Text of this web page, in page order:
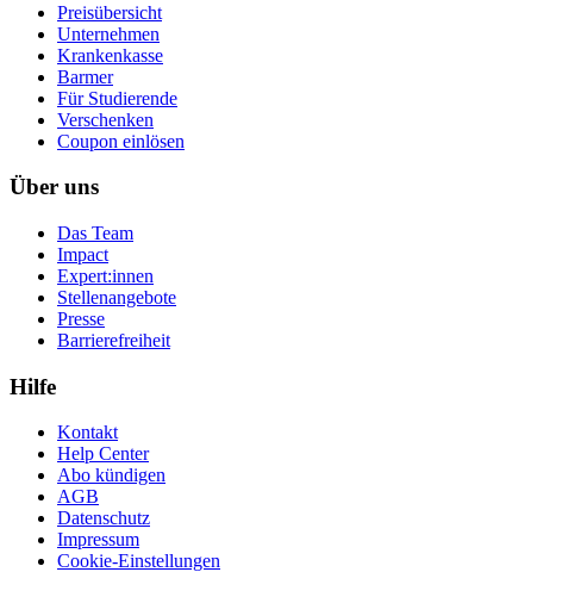
Preisübersicht
Unternehmen
Krankenkasse
Barmer
Für Studierende
Ver­schen­ken
Coupon einlösen
Über uns
Das Team
Impact
Expert:innen
Stellenangebote
Presse
Barrierefreiheit
Hilfe
Kontakt
Help Center
Abo kündigen
AGB
Datenschutz
Impressum
Cookie-Einstellungen